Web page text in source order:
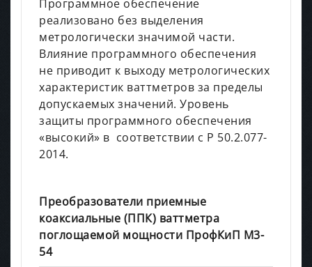
Программное обеспечение
реализовано без выделения
метрологически значимой части.
Влияние программного обеспечения
не приводит к выходу метрологических
характеристик ваттметров за пределы
допускаемых значений. Уровень
защиты программного обеспечения
«высокий» в соответствии с Р 50.2.077-
2014.
Преобразователи приемные
коаксиальные (ППК) ваттметра
поглощаемой мощности ПрофКиП М3-
54